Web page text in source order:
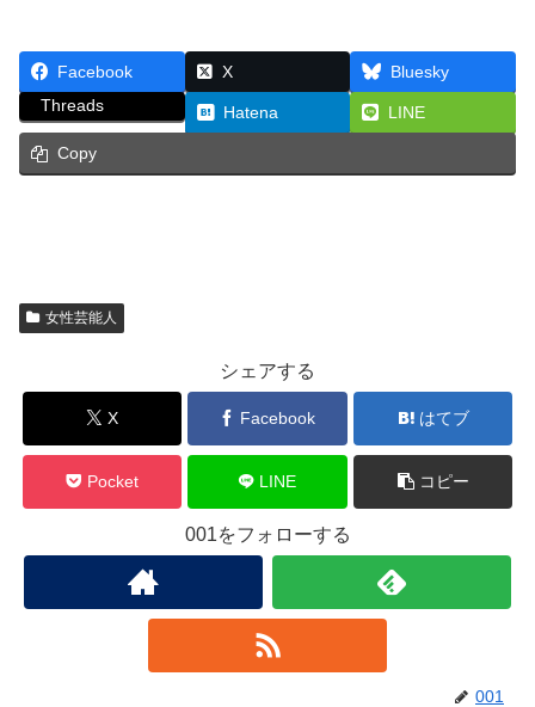
Facebook X
Bluesky
Threads
Hatena LINE
Copy
女性芸能人
シェアする
X Facebook はてブ
Pocket LINE コピー
001をフォローする
001